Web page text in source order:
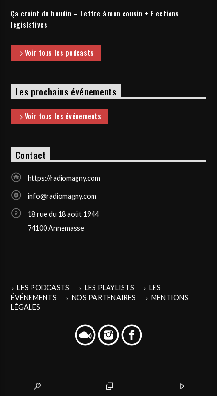
Ça craint du boudin – Lettre à mon cousin + Elections
législatives
Voir tous les podcasts
Les prochains événements
Voir tous les événements
Contact
https://radiomagny.com
info@radiomagny.com
18 rue du 18 août 1944
74100 Annemasse
LES PODCASTS LES PLAYLISTS
LES
ÉVÉNEMENTS
NOS PARTENAIRES
MENTIONS
LÉGALES